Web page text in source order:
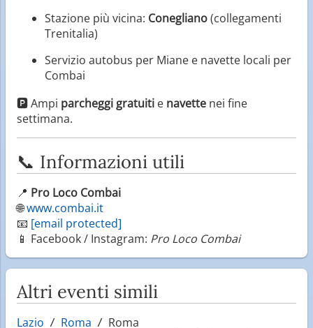
Stazione più vicina: Conegliano(collegamenti
Trenitalia)
Servizio autobus per Miane e navette locali per
Combai
🅿️ Ampi parcheggi gratuiti e navette nei fine
settimana.
📞 Informazioni utili
📍 Pro Loco Combai
🌐www.combai.it
📧 [email protected]
📱 Facebook / Instagram: Pro Loco Combai
Altri eventi simili
Lazio Roma Roma